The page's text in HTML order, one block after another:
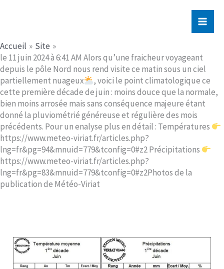
Accueil
Site
le 11 juin 2024 à 6:41 AM Alors qu’une fraicheur voyageant
depuis le pôle Nord nous rend visite ce matin sous un ciel
partiellement nuageux
, voici le point climatologique ce
cette première décade de juin : moins douce que la normale,
bien moins arrosée mais sans conséquence majeure étant
donné la pluviométrié généreuse et régulière des mois
précédents. Pour un enalyse plus en détail : Températures
https://www.meteo-viriat.fr/articles.php?
lng=fr&pg=94&mnuid=779&tconfig=0#z2 Précipitations
https://www.meteo-viriat.fr/articles.php?
lng=fr&pg=83&mnuid=779&tconfig=0#z2Photos de la
publication de Météo-Viriat